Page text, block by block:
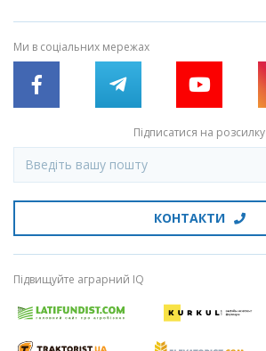
Ми в соціальних мережах
Підписатися на розсилку
КОНТАКТИ
Підвищуйте аграрний IQ